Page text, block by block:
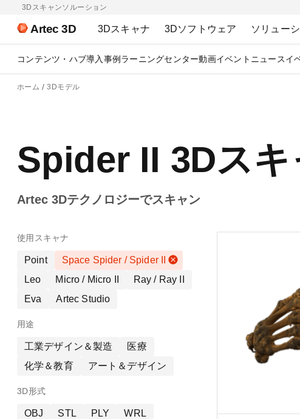
3Dスキャンソルーション
Artec 3D 3Dスキャナ 3Dソフトウェア ソリュー
コンテンツ・ハブ導入事例 ラーニングセンター動画イベント ニュースイ
ホーム 3Dモデル
Spider II 3Dス
Artec 3Dテクノロジーでスキャン
使用スキャナ
Point
Space Spider / Spider II
Leo
Micro / Micro II
Ray / Ray II
Eva
Artec Studio
用途
工業デザイン＆製造
医療
化学＆教育
アート＆デザイン
3D形式
OBJ STL PLY
WRL